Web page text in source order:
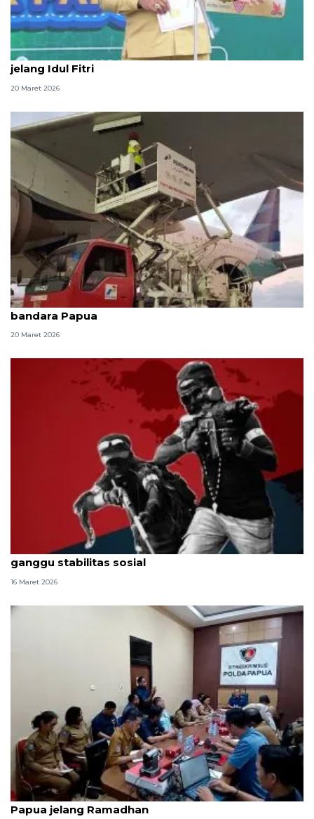
Pemkot Jayapura ajak warga jaga kebersamaan
jelang Idul Fitri
20 Maret 2026
Pertamina beri insentif Avtur 10 persen pada dua
bandara Papua
20 Maret 2026
Peneliti: Serangan TPNPB di Tambrauw-Grasberg
ganggu stabilitas sosial
16 Maret 2026
Bapanas perketat pengawasan harga pangan di
Papua jelang Ramadhan